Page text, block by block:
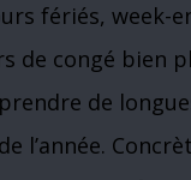
fériés, week-
de congé bien
de
l’année.